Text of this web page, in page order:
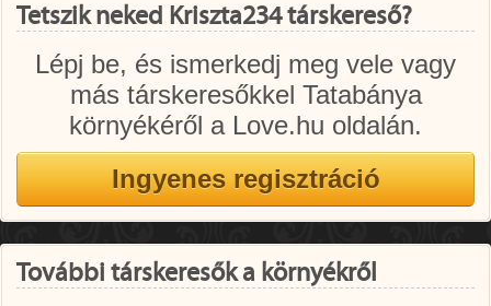
Tetszik neked Kriszta234 társkereső?
Lépj be, és ismerkedj meg vele vagy
más társkeresőkkel Tatabánya
környékéről a Love.hu oldalán.
További társkeresők a környékről